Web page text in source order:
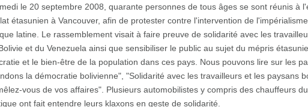
le 20 septembre 2008, quarante personnes de tous âges se sont réunis à
étasunien à Vancouver, afin de protester contre l'intervention de
latine. Le rassemblement visait à faire preuve de solidarité avec les
et du Venezuela ainsi que sensibiliser le public au sujet du mépris
et le bien-être de la population dans ces pays. Nous pouvons lire sur les
la démocratie bolivienne", "Solidarité avec les travailleurs et les paysans
vous de vos affaires". Plusieurs automobilistes y compris des chauffeurs
ont fait entendre leurs klaxons en geste de solidarité.